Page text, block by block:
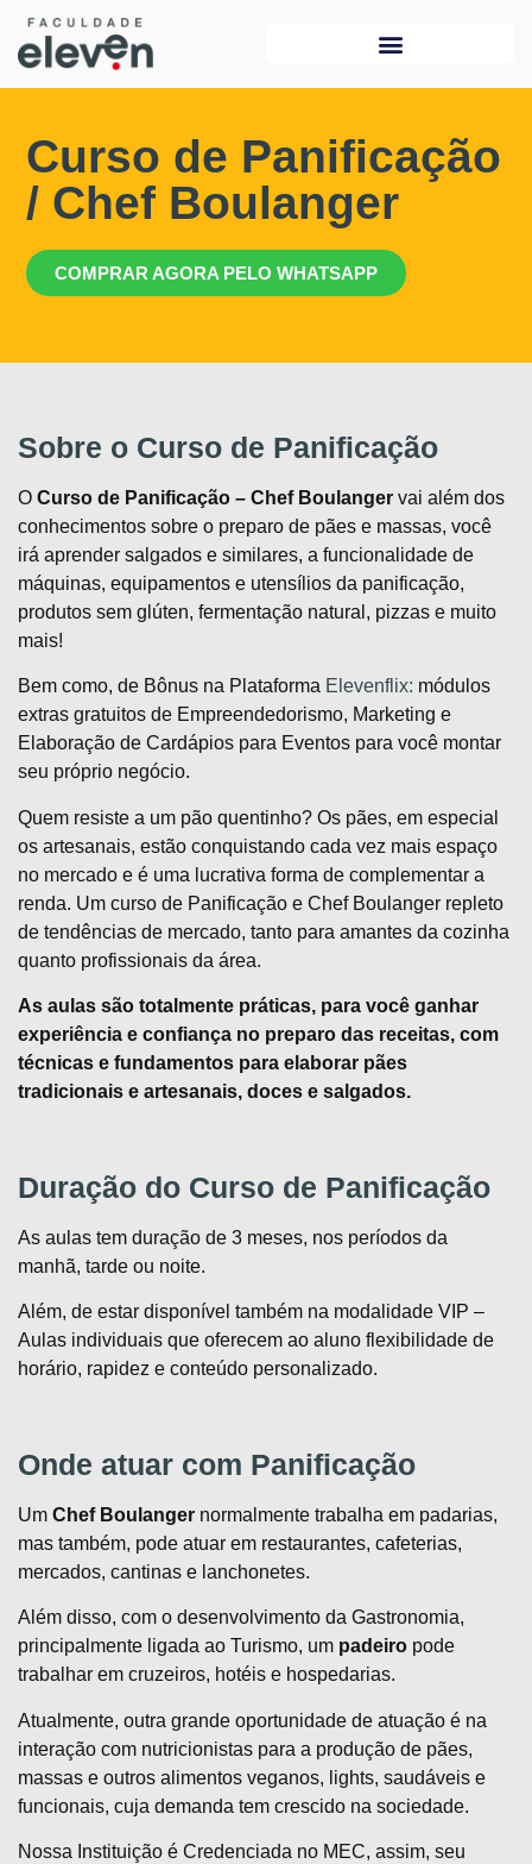
Curso de Panificação
/ Chef Boulanger
COMPRAR AGORA PELO WHATSAPP
Sobre o Curso de Panificação
O Curso de Panificação – Chef Boulanger vai além dos
conhecimentos sobre o preparo de pães e massas, você
irá aprender salgados e similares, a funcionalidade de
máquinas, equipamentos e utensílios da panificação,
produtos sem glúten, fermentação natural, pizzas e muito
mais!
Bem como, de Bônus na Plataforma Elevenflix: módulos
extras gratuitos de Empreendedorismo, Marketing e
Elaboração de Cardápios para Eventos para você montar
seu próprio negócio.
Quem resiste a um pão quentinho? Os pães, em especial
os artesanais, estão conquistando cada vez mais espaço
no mercado e é uma lucrativa forma de complementar a
renda. Um curso de Panificação e Chef Boulanger repleto
de tendências de mercado, tanto para amantes da cozinha
quanto profissionais da área.
As aulas são totalmente práticas, para você ganhar
experiência e confiança no preparo das receitas, com
técnicas e fundamentos para elaborar pães
tradicionais e artesanais, doces e salgados.
Duração do Curso de Panificação
As aulas tem duração de 3 meses, nos períodos da
manhã, tarde ou noite.
Além, de estar disponível também na modalidade VIP –
Aulas individuais que oferecem ao aluno flexibilidade de
horário, rapidez e conteúdo personalizado.
Onde atuar com Panificação
Um Chef Boulanger normalmente trabalha em padarias,
mas também, pode atuar em restaurantes, cafeterias,
mercados, cantinas e lanchonetes.
Além disso, com o desenvolvimento da Gastronomia,
principalmente ligada ao Turismo, um padeiro pode
trabalhar em cruzeiros, hotéis e hospedarias.
Atualmente, outra grande oportunidade de atuação é na
interação com nutricionistas para a produção de pães,
massas e outros alimentos veganos, lights, saudáveis e
funcionais, cuja demanda tem crescido na sociedade.
Nossa Instituição é Credenciada no MEC, assim, seu